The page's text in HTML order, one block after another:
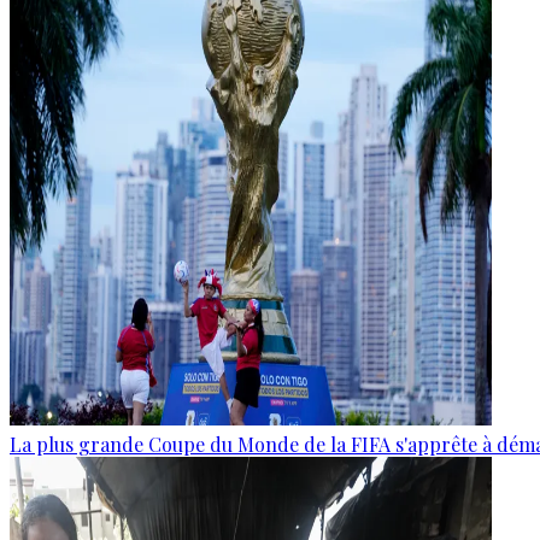
La plus grande Coupe du Monde de la FIFA s'apprête à